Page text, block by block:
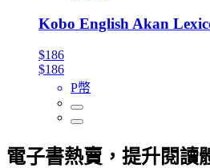
Kobo English Akan
$186
$186
P幣
電子書熱賣，提升閱讀